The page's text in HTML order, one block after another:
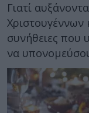
Γιατί
Χριστουγέννων
συνήθειες που
να